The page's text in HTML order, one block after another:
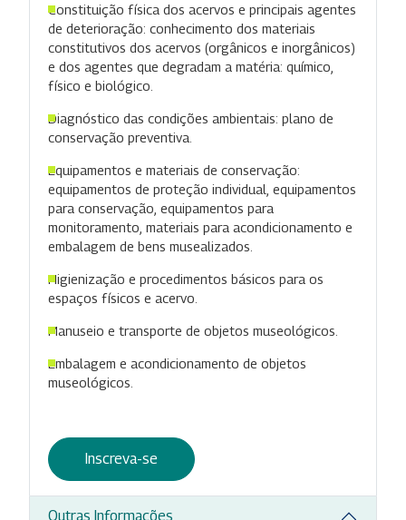
Constituição física dos acervos e principais agentes
de deterioração: conhecimento dos materiais
constitutivos dos acervos (orgânicos e inorgânicos)
e dos agentes que degradam a matéria: químico,
físico e biológico.
Diagnóstico das condições ambientais: plano de
conservação preventiva.
Equipamentos e materiais de conservação:
equipamentos de proteção individual, equipamentos
para conservação, equipamentos para
monitoramento, materiais para acondicionamento e
embalagem de bens musealizados.
Higienização e procedimentos básicos para os
espaços físicos e acervo.
Manuseio e transporte de objetos museológicos.
Embalagem e acondicionamento de objetos
museológicos.
Inscreva-se
Outras Informações